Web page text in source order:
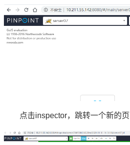
点击inspector，跳转一个新的